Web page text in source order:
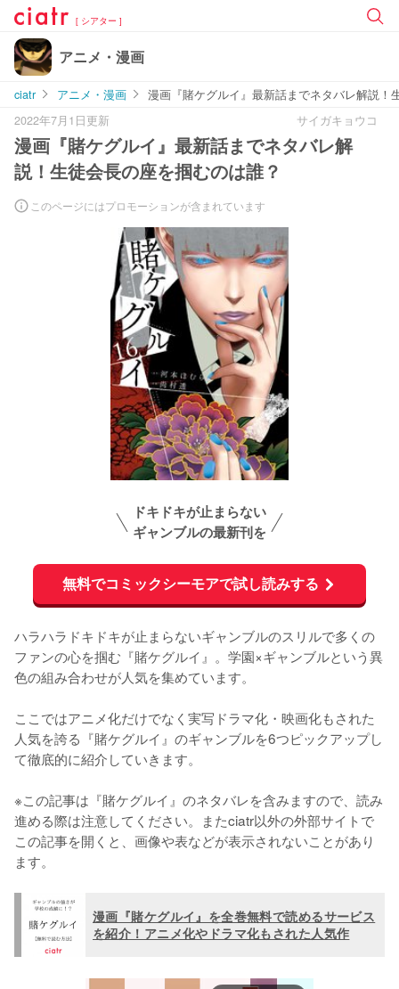
[ シアター ]
アニメ・漫画
ciatr アニメ・漫画
漫画『賭ケグルイ』最新話までネタバレ解説！
2022年7月1日更新
サイガキョウコ
漫画『賭ケグルイ』最新話までネタバレ解
説！生徒会長の座を掴むのは誰？
このページにはプロモーションが含まれています
ドキドキが止まらない
ギャンブルの最新刊を
無料でコミックシーモアで試し読みする
ハラハラドキドキが止まらないギャンブルのスリルで多くの
ファンの心を掴む『賭ケグルイ』。学園×ギャンブルという異
色の組み合わせが人気を集めています。
ここではアニメ化だけでなく実写ドラマ化・映画化もされた
人気を誇る『賭ケグルイ』のギャンブルを6つピックアップし
て徹底的に紹介していきます。
※この記事は『賭ケグルイ』のネタバレを含みますので、読み
進める際は注意してください。またciatr以外の外部サイトで
この記事を開くと、画像や表などが表示されないことがあり
ます。
漫画『賭ケグルイ』を全巻無料で読めるサービス
を紹介！アニメ化やドラマ化もされた人気作